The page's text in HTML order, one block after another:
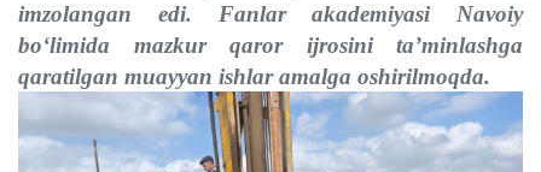
imzolangan edi. Fanlar akademiyasi Navoiy
bo‘limida mazkur qaror ijrosini ta’minlashga
qaratilgan muayyan ishlar amalga oshirilmoqda.